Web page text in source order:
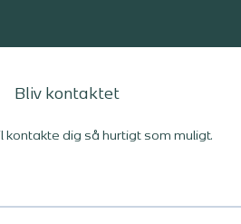
Bliv kontaktet
kontakte dig så hurtigt som muligt.